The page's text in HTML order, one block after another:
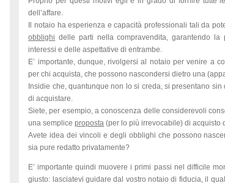
dell’affare.
Il notaio ha esperienza e capacità professionali tali da
obblighi delle parti nella compravendita, garantendo
interessi e delle aspettative di entrambe.
E’ importante, dunque, rivolgersi al notaio per venire a
per chi acquista, che possono nascondersi dietro una
Insidie che, quantunque non lo si creda, si presentano
di acquistare.
Siete, per esempio, a conoscenza delle considerevoli
una sempliceproposta (per lo più irrevocabile) di acquisto
Avete idea dei vincoli e degli obblighi che possono
sia pure redatto privatamente?
E’ importante quindi muovere i primi passi nel difficile
giusto: lasciatevi guidare dal vostro notaio di fiducia, il